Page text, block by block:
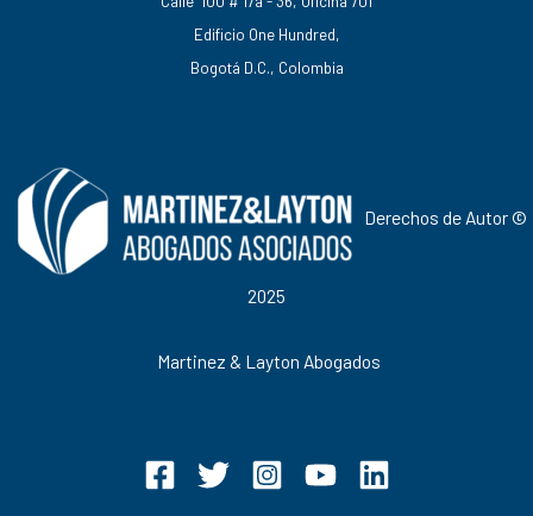
Edificio One Hundred,
Bogotá D.C., Colombia
Derechos de Autor ©
2025
Martinez & Layton Abogados